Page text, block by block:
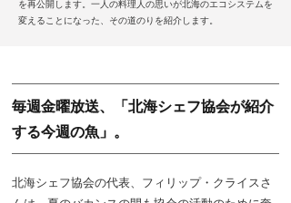
を再公開します。一人の料理人の思いが北海のエコシステムを
変えることになった、その道のりを紹介します。
毎週金曜放送、「北海シェフ協会が紹介
する今週の魚」。
北海シェフ協会の代表、フィリップ・クライスさ